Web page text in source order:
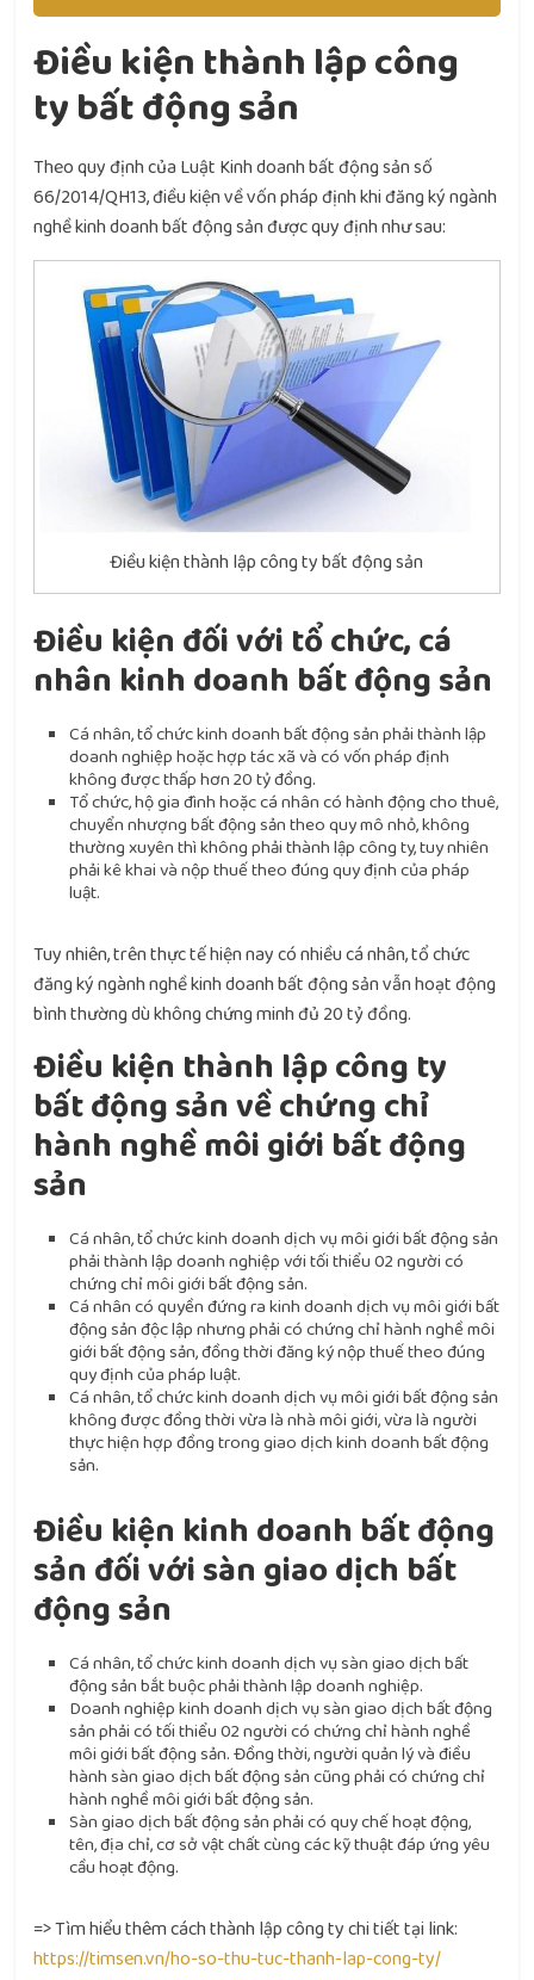
Điều kiện thành lập công
ty bất động sản
Theo quy định của Luật Kinh doanh bất động sản số
66/2014/QH13, điều kiện về vốn pháp định khi đăng ký ngành
nghề kinh doanh bất động sản được quy định như sau:
Điều kiện thành lập công ty bất động sản
Điều kiện đối với tổ chức, cá
nhân kinh doanh bất động sản
Cá nhân, tổ chức kinh doanh bất động sản phải thành lập
doanh nghiệp hoặc hợp tác xã và có vốn pháp định
không được thấp hơn 20 tỷ đồng.
Tổ chức, hộ gia đình hoặc cá nhân có hành động cho thuê,
chuyển nhượng bất động sản theo quy mô nhỏ, không
thường xuyên thì không phải thành lập công ty, tuy nhiên
phải kê khai và nộp thuế theo đúng quy định của pháp
luật.
Tuy nhiên, trên thực tế hiện nay có nhiều cá nhân, tổ chức
đăng ký ngành nghề kinh doanh bất động sản vẫn hoạt động
bình thường dù không chứng minh đủ 20 tỷ đồng.
Điều kiện thành lập công ty
bất động sản về chứng chỉ
hành nghề môi giới bất động
sản
Cá nhân, tổ chức kinh doanh dịch vụ môi giới bất động sản
phải thành lập doanh nghiệp với tối thiểu 02 người có
chứng chỉ môi giới bất động sản.
Cá nhân có quyền đứng ra kinh doanh dịch vụ môi giới bất
động sản độc lập nhưng phải có chứng chỉ hành nghề môi
giới bất động sản, đồng thời đăng ký nộp thuế theo đúng
quy định của pháp luật.
Cá nhân, tổ chức kinh doanh dịch vụ môi giới bất động sản
không được đồng thời vừa là nhà môi giới, vừa là người
thực hiện hợp đồng trong giao dịch kinh doanh bất động
sản.
Điều kiện kinh doanh bất động
sản đối với sàn giao dịch bất
động sản
Cá nhân, tổ chức kinh doanh dịch vụ sàn giao dịch bất
động sản bắt buộc phải thành lập doanh nghiệp.
Doanh nghiệp kinh doanh dịch vụ sàn giao dịch bất động
sản phải có tối thiểu 02 người có chứng chỉ hành nghề
môi giới bất động sản. Đồng thời, người quản lý và điều
hành sàn giao dịch bất động sản cũng phải có chứng chỉ
hành nghề môi giới bất động sản.
Sàn giao dịch bất động sản phải có quy chế hoạt động,
tên, địa chỉ, cơ sở vật chất cùng các kỹ thuật đáp ứng yêu
cầu hoạt động.
=> Tìm hiểu thêm cách thành lập công ty chi tiết tại link:
https://timsen.vn/ho-so-thu-tuc-thanh-lap-cong-ty/